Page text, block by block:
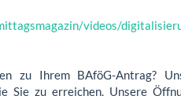
videos/
zu Ihrem BAföG-Antrag?
Sie zu erreichen. Unsere